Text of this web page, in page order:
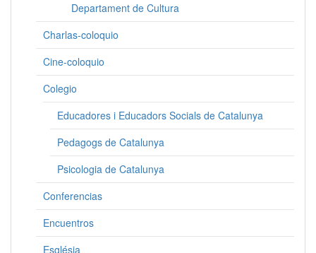
Departament de Cultura
Charlas-coloquio
Cine-coloquio
Colegio
Educadores i Educadors Socials de Catalunya
Pedagogs de Catalunya
Psicologia de Catalunya
Conferencias
Encuentros
Església